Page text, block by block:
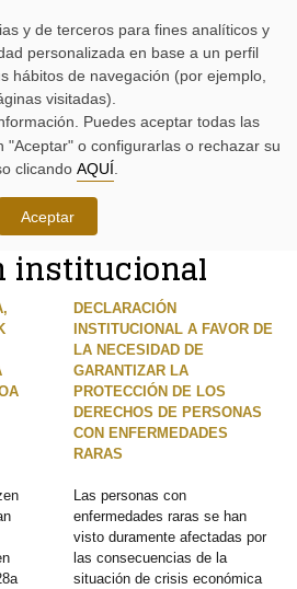
institucional
DECLARACIÓN
INSTITUCIONAL A FAVOR DE
LA NECESIDAD DE
GARANTIZAR LA
PROTECCIÓN DE LOS
DERECHOS DE PERSONAS
CON ENFERMEDADES
RARAS
Las personas con
enfermedades raras se han
visto duramente afectadas por
las consecuencias de la
situación de crisis económica
y de terceros para fines analíticos y
personalizada en base a un perfil
hábitos de navegación (por ejemplo,
visitadas).
Puedes aceptar todas las
"Aceptar" o configurarlas o rechazar su
clicando AQUÍ
Aceptar